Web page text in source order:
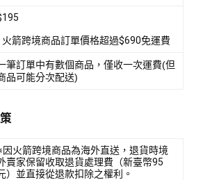
火箭跨境商品訂單價格超過$690免運費
筆訂單中有數個商品，僅收一次運費(但
品可能分次配送)
因火箭跨境商品為海外直送，退貨時境
賣家保留收取退貨處理費（新臺幣95
）並直接從退款扣除之權利。